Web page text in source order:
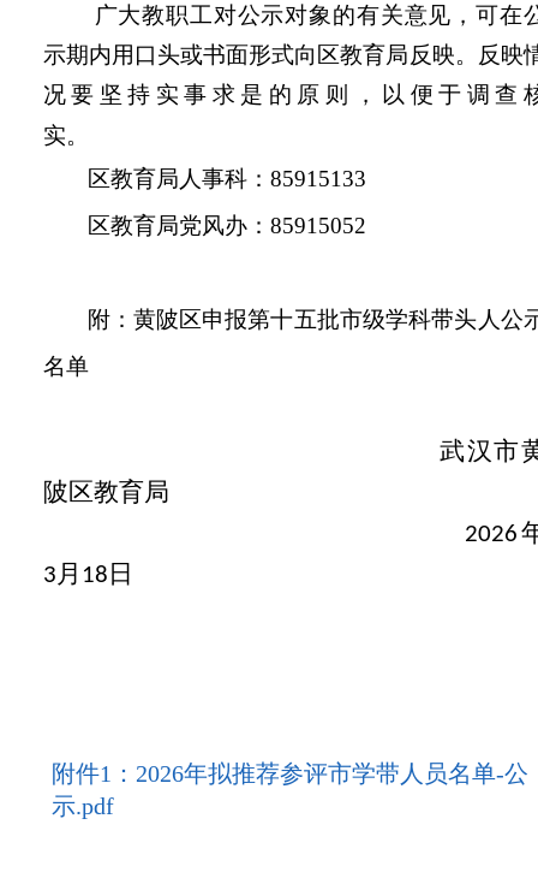
广大教职工对公示对象 的有关意见，可在
示期内用口头或书面形式向区教育局反映。反映
况要坚持实事求是的原则，以便于调查
实。
区教育局人事科： 85915133
区教育局党风办： 85915052
附：黄陂区申报第十五批市级学科带头人公
名单
武汉市
陂区教育局
2026
3 月 18 日
附件1：2026年拟推荐参评市学带人员名单-公
示.pdf